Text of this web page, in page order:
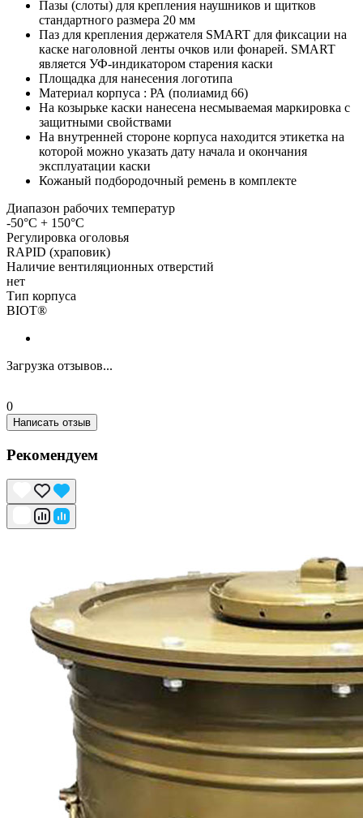
Пазы (слоты) для крепления наушников и щитков
стандартного размера 20 мм
Паз для крепления держателя SMART для фиксации на
каске наголовной ленты очков или фонарей. SMART
является УФ-индикатором старения каски
Площадка для нанесения логотипа
Материал корпуса : РА (полиамид 66)
На козырьке каски нанесена несмываемая маркировка с
защитными свойствами
На внутренней стороне корпуса находится этикетка на
которой можно указать дату начала и окончания
эксплуатации каски
Кожаный подбородочный ремень в комплекте
Диапазон рабочих температур
-50°C + 150°C
Регулировка оголовья
RAPID (храповик)
Наличие вентиляционных отверстий
нет
Тип корпуса
BIOT®
Загрузка отзывов...
0
Написать отзыв
Рекомендуем